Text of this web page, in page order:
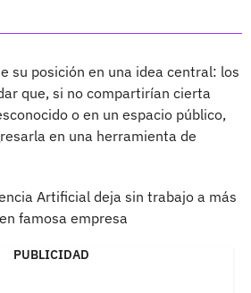
su posición en una idea central: los
que, si no compartirían cierta
o en un espacio público,
en una herramienta de
Artificial deja sin trabajo a más
famosa empresa
PUBLICIDAD